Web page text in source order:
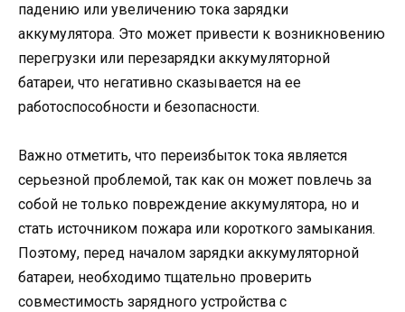
падению или увеличению тока зарядки
аккумулятора. Это может привести к возникновению
перегрузки или перезарядки аккумуляторной
батареи, что негативно сказывается на ее
работоспособности и безопасности.
Важно отметить, что переизбыток тока является
серьезной проблемой, так как он может повлечь за
собой не только повреждение аккумулятора, но и
стать источником пожара или короткого замыкания.
Поэтому, перед началом зарядки аккумуляторной
батареи, необходимо тщательно проверить
совместимость зарядного устройства с